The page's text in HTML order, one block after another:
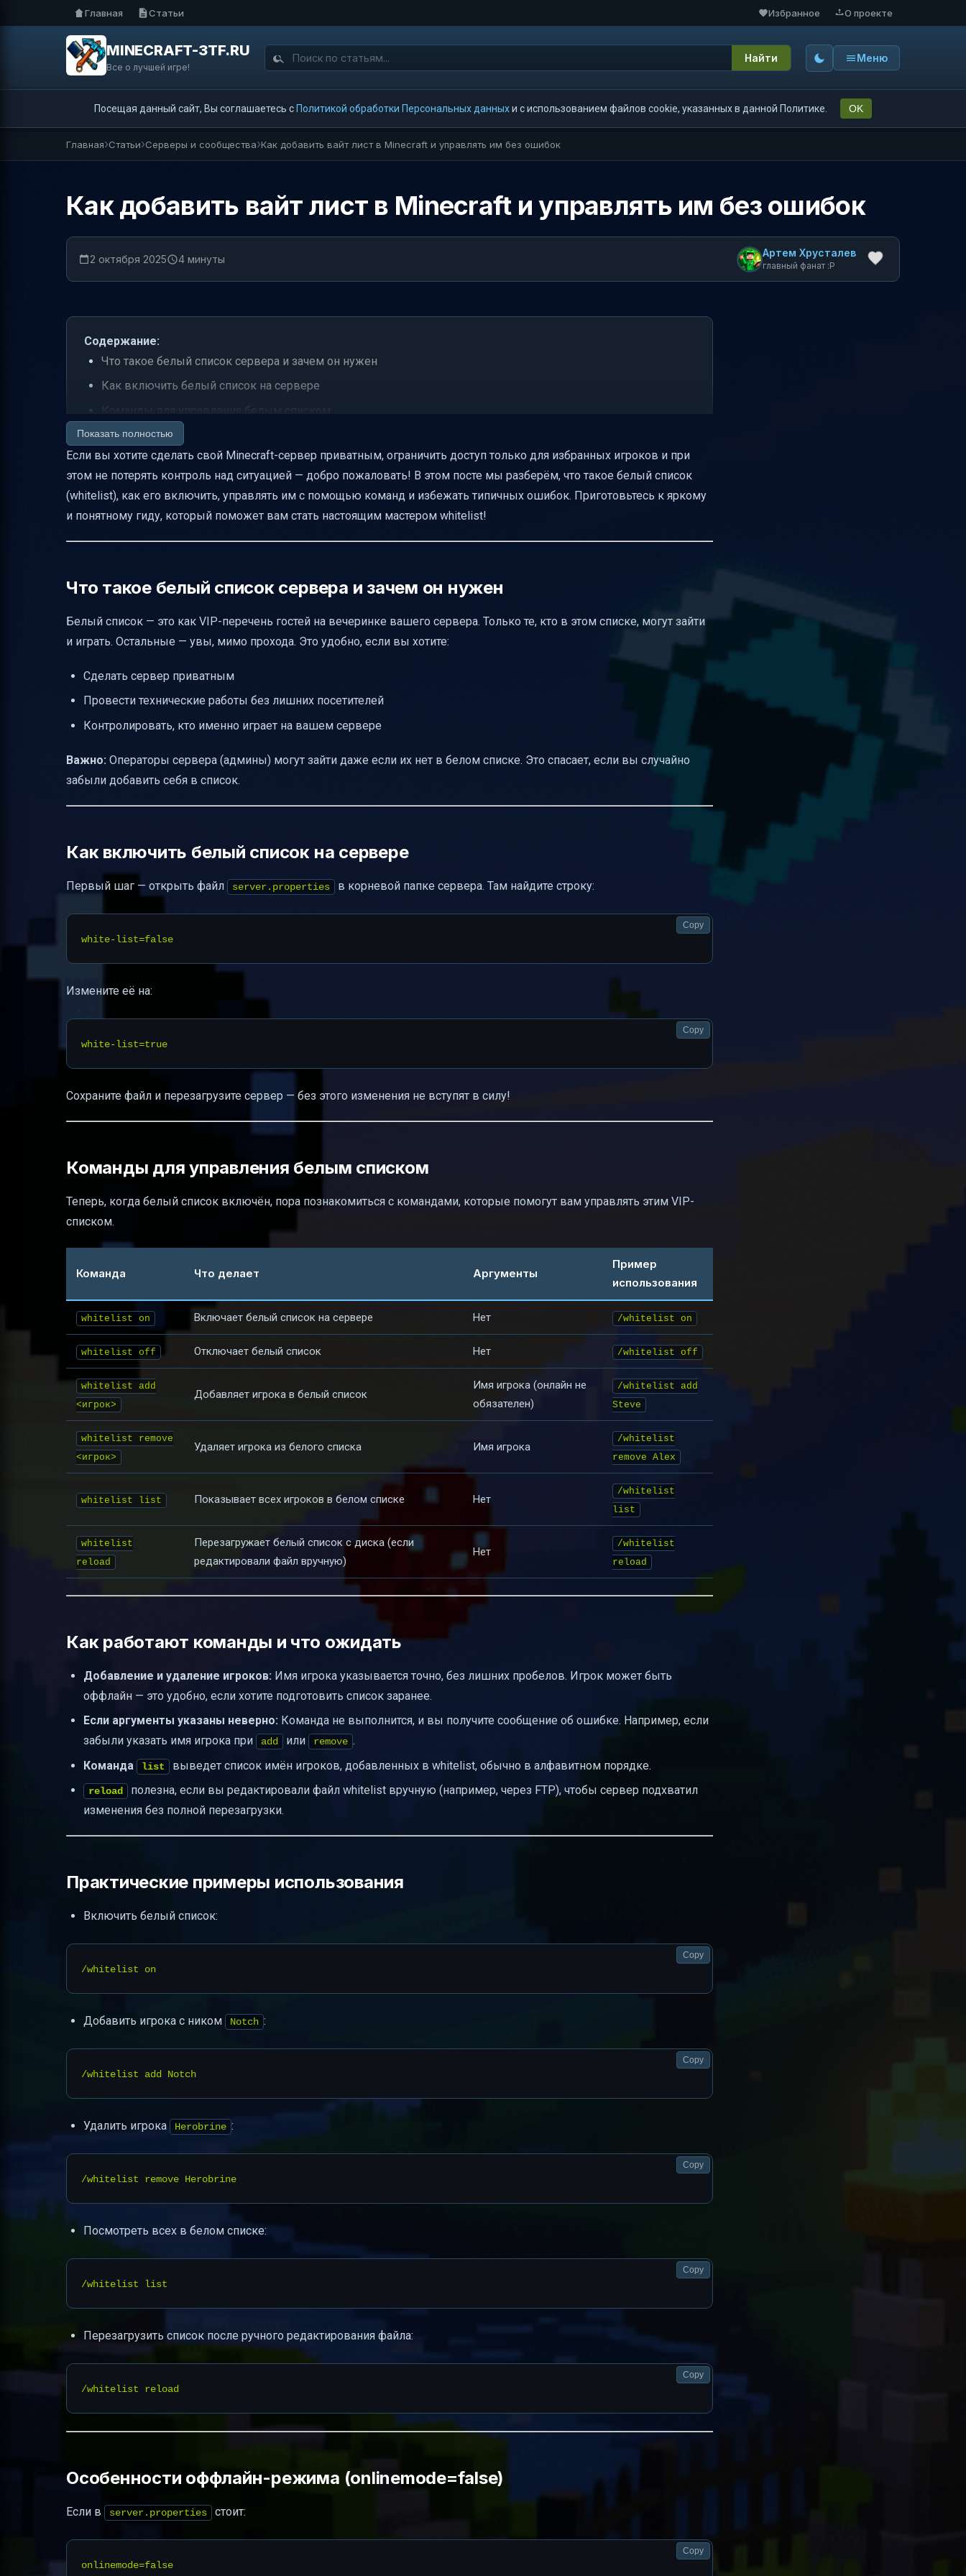
Главная Статьи Избранное О проекте
MINECRAFT-3TF.RU
Все о лучшей игре!
Найти Меню
Посещая данный сайт, Вы соглашаетесь с Политикой обработки Персональных данныхи с использованием файлов cookie, указанных в данной Политике. OK
Главная Статьи Серверы и сообщества Как добавить вайт лист в Minecraft и управлять им без ошибок
Как добавить вайт лист в Minecraft и управлять им без ошибок
2 октября 2025 4 минуты Артем Хрусталев
главный фанат :P
Содержание:
Что такое белый список сервера и зачем он нужен
Как включить белый список на сервере
Команды для управления белым списком
Как работают команды и что ожидать
Практические примеры использования
Особенности оффлайн-режима (onlinemode=false)
Как изменить сообщение об отказе в доступе
Итоговая инструкция для новичков
Показать полностью
Если вы хотите сделать свой Minecraft-сервер приватным, ограничить доступ только для избранных игроков и при
этом не потерять контроль над ситуацией — добро пожаловать! В этом посте мы разберём, что такое белый список
(whitelist), как его включить, управлять им с помощью команд и избежать типичных ошибок. Приготовьтесь к яркому
и понятному гиду, который поможет вам стать настоящим мастером whitelist!
Что такое белый список сервера и зачем он нужен
Белый список — это как VIP-перечень гостей на вечеринке вашего сервера. Только те, кто в этом списке, могут зайти
и играть. Остальные — увы, мимо прохода. Это удобно, если вы хотите:
Сделать сервер приватным
Провести технические работы без лишних посетителей
Контролировать, кто именно играет на вашем сервере
Важно: Операторы сервера (админы) могут зайти даже если их нет в белом списке. Это спасает, если вы случайно
забыли добавить себя в список.
Как включить белый список на сервере
Первый шаг — открыть файл server.properties в корневой папке сервера. Там найдите строку:
Copy
Измените её на:
Copy
Сохраните файл и перезагрузите сервер — без этого изменения не вступят в силу!
Команды для управления белым списком
Теперь, когда белый список включён, пора познакомиться с командами, которые помогут вам управлять этим VIP-
списком.
Команда Что делает Аргументы
Пример
использования
whitelist on Включает белый список на сервере Нет /whitelist on
whitelist off Отключает белый список Нет /whitelist off
whitelist add
<игрок>
Добавляет игрока в белый список
Имя игрока (онлайн не
обязателен)
/whitelist add
Steve
whitelist remove
<игрок>
Удаляет игрока из белого списка Имя игрока
/whitelist
remove Alex
whitelist list Показывает всех игроков в белом списке Нет
/whitelist
list
whitelist
reload
Перезагружает белый список с диска (если
редактировали файл вручную)
Нет
/whitelist
reload
Как работают команды и что ожидать
Добавление и удаление игроков: Имя игрока указывается точно, без лишних пробелов. Игрок может быть
оффлайн — это удобно, если хотите подготовить список заранее.
Если аргументы указаны неверно: Команда не выполнится, и вы получите сообщение об ошибке. Например, если
забыли указать имя игрока при
add или remove .
Команда
list выведет список имён игроков, добавленных в whitelist, обычно в алфавитном порядке.
reload
полезна, если вы редактировали файл whitelist вручную (например, через FTP), чтобы сервер подхватил
изменения без полной перезагрузки.
Практические примеры использования
Включить белый список:
Copy
Добавить игрока с ником Notch :
Copy
Удалить игрока Herobrine :
Copy
Посмотреть всех в белом списке:
Copy
Перезагрузить список после ручного редактирования файла:
Copy
Особенности оффлайн-режима (onlinemode=false)
Если в server.properties стоит:
Copy